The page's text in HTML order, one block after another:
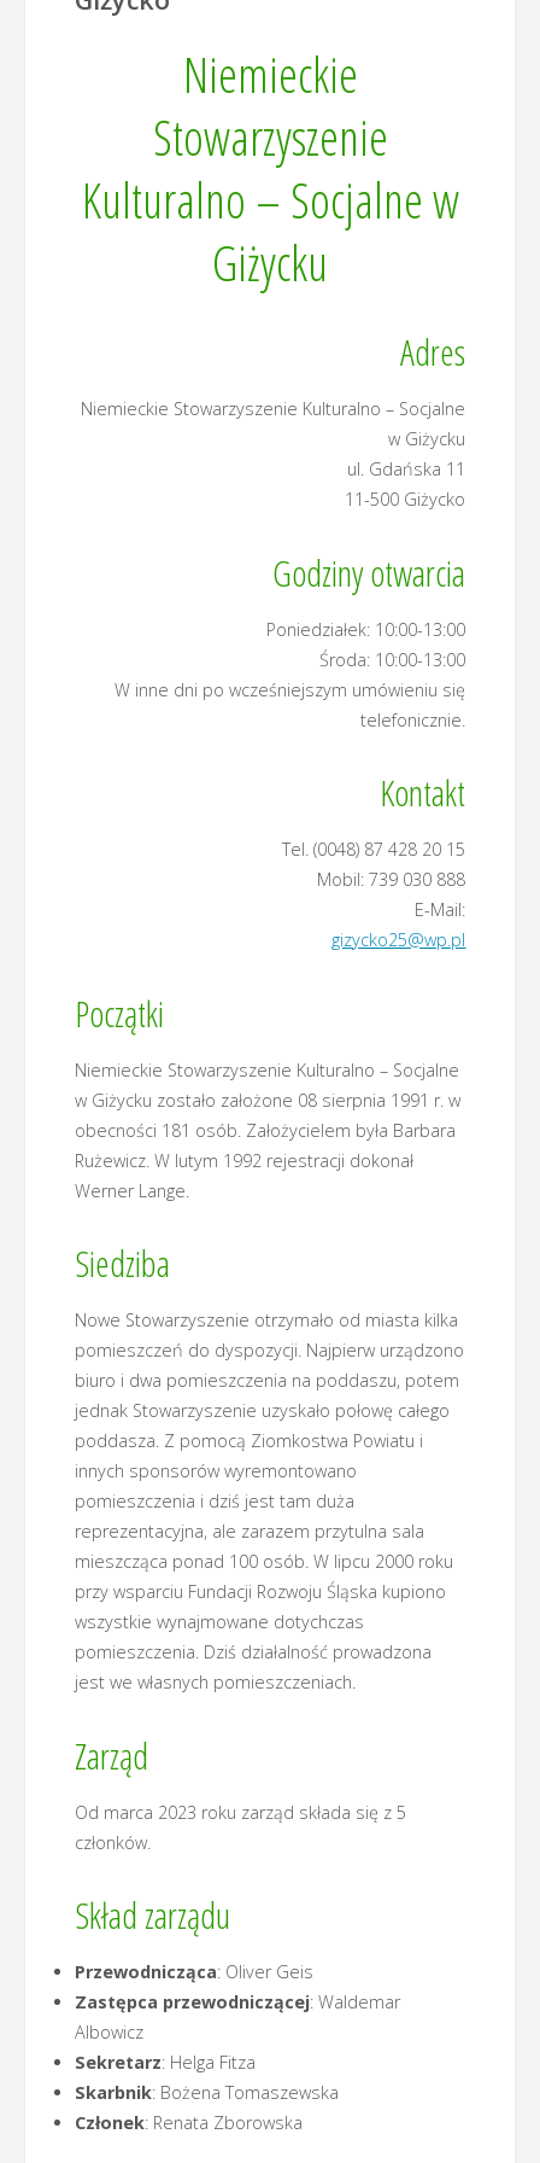
Niemieckie
Stowarzyszenie
Kulturalno – Socjalne w
Giżycku
Adres
Niemieckie Stowarzyszenie Kulturalno – Socjalne
w Giżycku
ul. Gdańska 11
11-500 Giżycko
Godziny otwarcia
Poniedziałek: 10:00-13:00
Środa: 10:00-13:00
W inne dni po wcześniejszym umówieniu się
telefonicznie.
Kontakt
Tel. (0048) 87 428 20 15
Mobil: 739 030 888
E-Mail:
gizycko25@wp.pl
Początki
Niemieckie Stowarzyszenie Kulturalno – Socjalne
w Giżycku zostało założone 08 sierpnia 1991 r. w
obecności 181 osób. Założycielem była Barbara
Rużewicz. W lutym 1992 rejestracji dokonał
Werner Lange.
Siedziba
Nowe Stowarzyszenie otrzymało od miasta kilka
pomieszczeń do dyspozycji. Najpierw urządzono
biuro i dwa pomieszczenia na poddaszu, potem
jednak Stowarzyszenie uzyskało połowę całego
poddasza. Z pomocą Ziomkostwa Powiatu i
innych sponsorów wyremontowano
pomieszczenia i dziś jest tam duża
reprezentacyjna, ale zarazem przytulna sala
mieszcząca ponad 100 osób. W lipcu 2000 roku
przy wsparciu Fundacji Rozwoju Śląska kupiono
wszystkie wynajmowane dotychczas
pomieszczenia. Dziś działalność prowadzona
jest we własnych pomieszczeniach.
Zarząd
Od marca 2023 roku zarząd składa się z 5
członków.
Skład zarządu
Przewodnicząca: Oliver Geis
Zastępca przewodniczącej: Waldemar
Albowicz
Sekretarz: Helga Fitza
Skarbnik: Bożena Tomaszewska
Członek: Renata Zborowska